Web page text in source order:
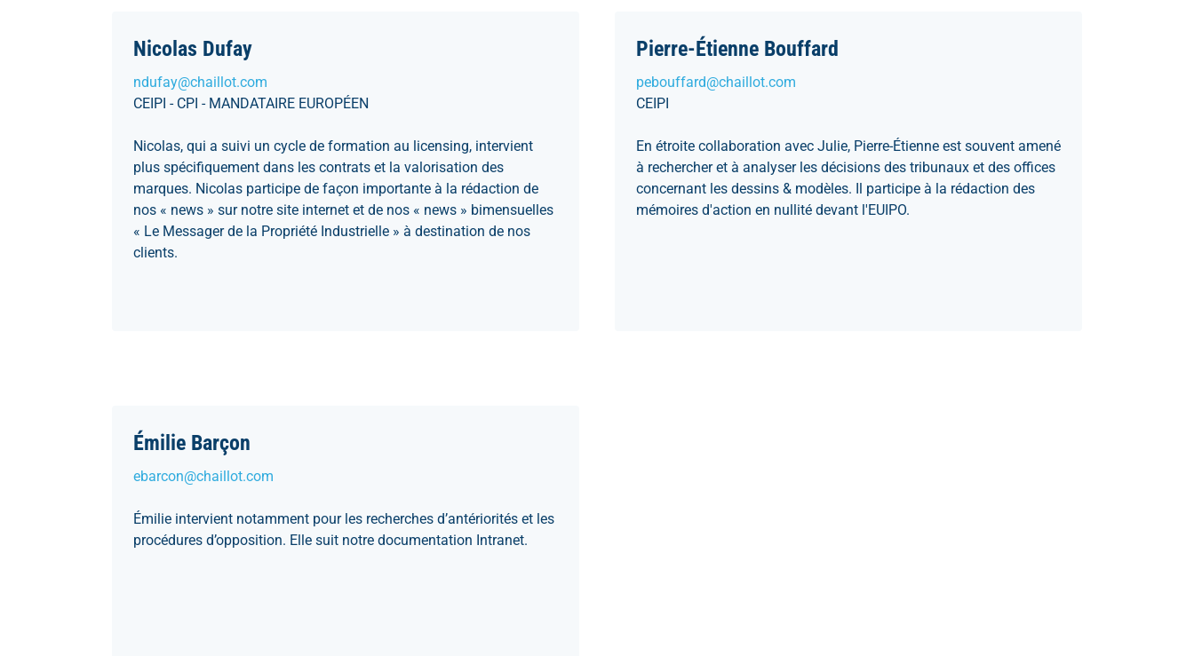
Nicolas Dufay
ndufay@chaillot.com
CEIPI - CPI - MANDATAIRE EUROPÉEN
Nicolas, qui a suivi un cycle de formation au licensing, intervient
plus spécifiquement dans les contrats et la valorisation des
marques. Nicolas participe de façon importante à la rédaction de
nos « news » sur notre site internet et de nos « news » bimensuelles
« Le Messager de la Propriété Industrielle » à destination de nos
clients.
Pierre-Étienne Bouffard
pebouffard@chaillot.com
CEIPI
En étroite collaboration avec Julie, Pierre-Étienne est souvent amené
à rechercher et à analyser les décisions des tribunaux et des offices
concernant les dessins & modèles. Il participe à la rédaction des
mémoires d'action en nullité devant l'EUIPO.
Émilie Barçon
ebarcon@chaillot.com
Émilie intervient notamment pour les recherches d’antériorités et les
procédures d’opposition. Elle suit notre documentation Intranet.